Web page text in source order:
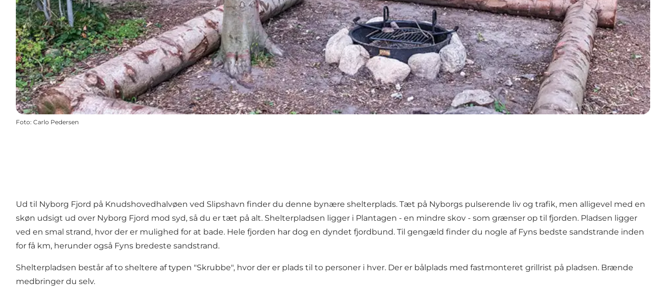
Foto: Carlo Pedersen
Ud til Nyborg Fjord på Knudshovedhalvøen ved Slipshavn finder du denne bynære shelterplads. Tæt på Nyborgs pulserende liv og trafik, men alligevel med en
skøn udsigt ud over Nyborg Fjord mod syd, så du er tæt på alt. Shelterpladsen ligger i Plantagen - en mindre skov - som grænser op til fjorden. Pladsen ligger
ved en smal strand, hvor der er mulighed for at bade. Hele fjorden har dog en dyndet fjordbund. Til gengæld finder du nogle af Fyns bedste sandstrande inden
for få km, herunder også Fyns bredeste sandstrand.
Shelterpladsen består af to sheltere af typen "Skrubbe", hvor der er plads til to personer i hver. Der er bålplads med fastmonteret grillrist på pladsen. Brænde
medbringer du selv.